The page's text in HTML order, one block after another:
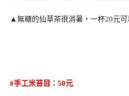
▲無糖的仙草茶很消暑，一杯20元可
#手工米苔目：50元